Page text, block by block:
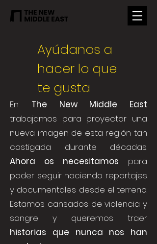
Ayúdanos a
hacer lo que
te gusta
En The New Middle East
trabajamos para proyectar una
nueva imagen de esta región tan
castigada durante décadas.
Ahora os necesitamos para
poder seguir haciendo reportajes
y documentales desde el terreno.
Estamos cansados de violencia y
sangre y queremos traer
historias que nunca nos han